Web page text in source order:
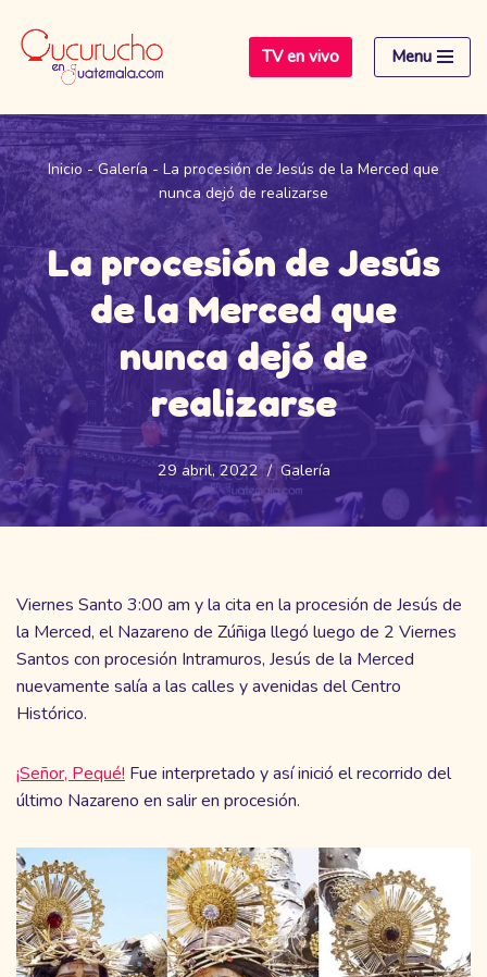
Saltar
contenido
TV en vivo Menu
Inicio-Galería - La procesión de Jesús de la Merced que
nunca dejó de realizarse
La procesión de Jesús
de la Merced que
nunca dejó de
realizarse
29 abril, 2022 Galería
Viernes Santo 3:00 am y la cita en la procesión de Jesús de
la Merced, el Nazareno de Zúñiga llegó luego de 2 Viernes
Santos con procesión Intramuros, Jesús de la Merced
nuevamente salía a las calles y avenidas del Centro
Histórico.
¡Señor, Pequé! Fue interpretado y así inició el recorrido del
último Nazareno en salir en procesión.